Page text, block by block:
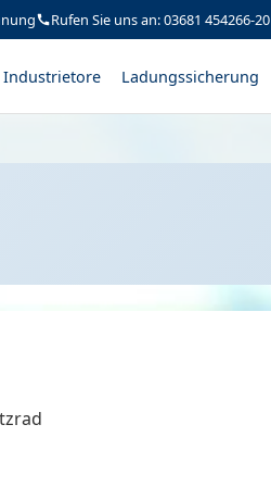
Rufen Sie uns an: 03681 454266-20
Industrietore Ladungssicherung